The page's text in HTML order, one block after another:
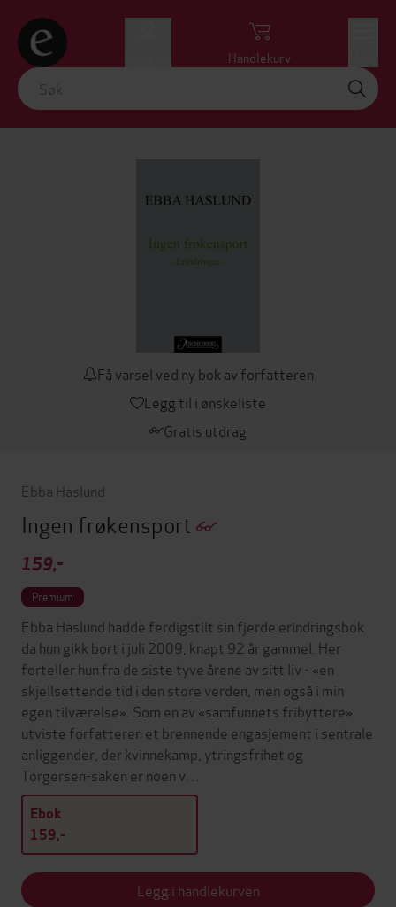
Handlekurv
Få varsel ved ny bok av forfatteren
Legg til i ønskeliste
Gratis utdrag
Ebba Haslund
Ingen frøkensport
159,-
Premium
Ebba Haslund hadde ferdigstilt sin fjerde erindringsbok
da hun gikk bort i juli 2009, knapt 92 år gammel. Her
forteller hun fra de siste tyve årene av sitt liv - «en
skjellsettende tid i den store verden, men også i min
egen tilværelse». Som en av «samfunnets fribyttere»
utviste forfatteren et brennende engasjement i sentrale
anliggender, der kvinnekamp, ytringsfrihet og
Torgersen-saken er noen v…
Ebok
159,-
Legg i handlekurven